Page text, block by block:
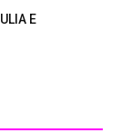
E